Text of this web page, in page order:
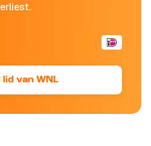
van WNL